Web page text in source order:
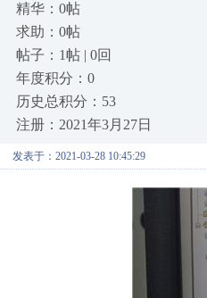
精华：0帖
求助：0帖
帖子：1帖 | 0回
年度积分：0
历史总积分：53
注册：2021年3月27日
发表于：2021-03-28 10:45:29